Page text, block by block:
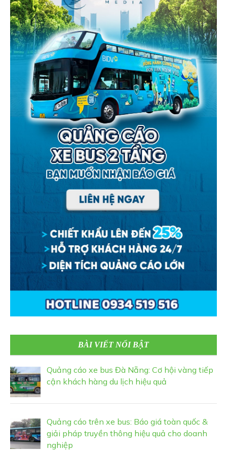
BÀI VIẾT NỔI BẬT
Quảng cáo xe bus Đà Nẵng: Cơ hội vàng tiếp
cận khách hàng du lịch hiệu quả
Quảng cáo trên xe bus: Báo giá toàn quốc &
giải pháp truyền thông hiệu quả cho doanh
nghiệp